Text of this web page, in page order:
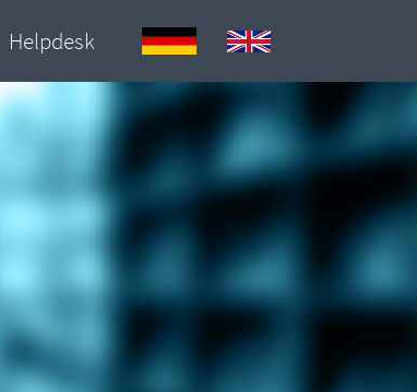
Helpdesk